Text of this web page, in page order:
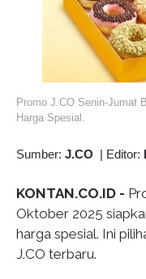
Promo J.CO Senin-Jumat
Harga Spesial.
Sumber: J.CO | Editor:
KONTAN.CO.ID -
Oktober 2025
harga spesial. Ini
J.CO terbaru.